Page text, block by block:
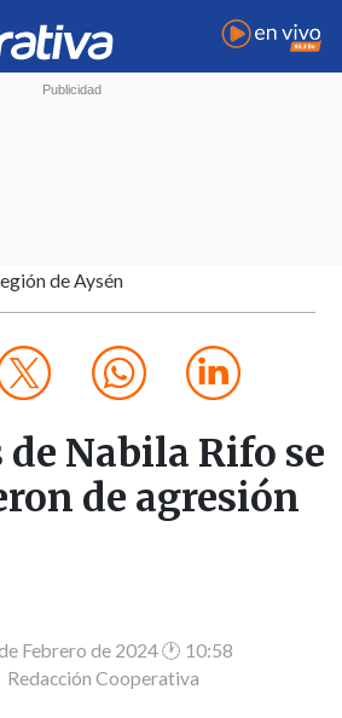
de Aysén
Nabila Rifo se
de agresión
Febrero de 2024 🕐 10:58
Redacción Cooperativa